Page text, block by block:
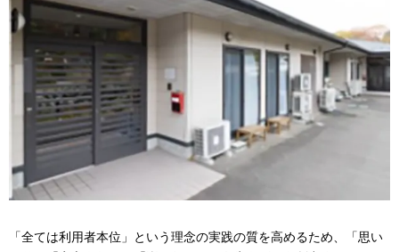
「全ては利用者本位」という理念の実践の質を高めるため、「思い